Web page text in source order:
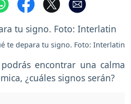
te depara tu signo. Foto: Interlatin
encontrar una calma
¿cuáles signos serán?